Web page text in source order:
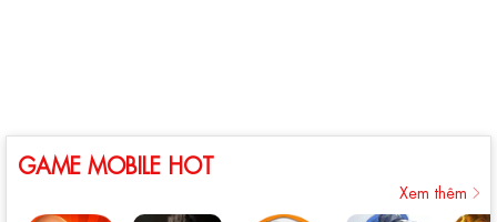
GAME MOBILE HOT
Xem thêm